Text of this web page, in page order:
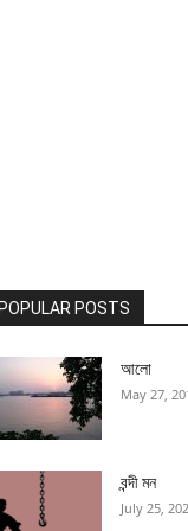
POSTS
আলো
May 27,
বন্দী মন
July 25,